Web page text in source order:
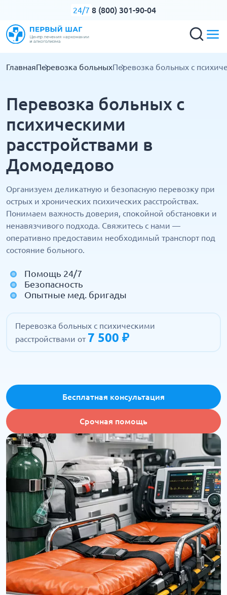
24/7 8 (800) 301-90-04
ГлавнаяПеревозка больныхПеревозка больных с
Перевозка больных с
психическими
расстройствами в
Домодедово
Организуем деликатную и безопасную перевозку при
острых и хронических психических расстройствах.
Понимаем важность доверия, спокойной обстановки и
ненавязчивого подхода. Свяжитесь с нами —
оперативно предоставим необходимый транспорт под
состояние больного.
Помощь 24/7
Безопасность
Опытные мед. бригады
Перевозка больных с психическими
расстройствами от 7 500 ₽
Бесплатная консультация
Срочная помощь